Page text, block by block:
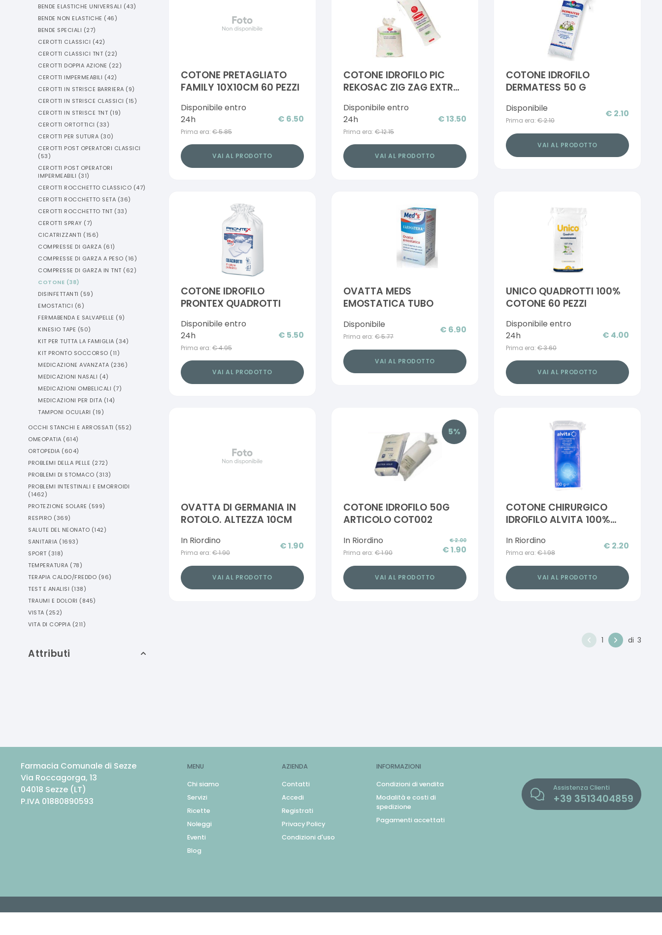
BENDE ELASTICHE UNIVERSALI (43)
BENDE NON ELASTICHE (46)
BENDE SPECIALI (27)
CEROTTI CLASSICI (42)
CEROTTI CLASSICI TNT (22)
CEROTTI DOPPIA AZIONE (22)
CEROTTI IMPERMEABILI (42)
CEROTTI IN STRISCE BARRIERA (9)
CEROTTI IN STRISCE CLASSICI (15)
CEROTTI IN STRISCE TNT (19)
CEROTTI ORTOTTICI (33)
CEROTTI PER SUTURA (30)
CEROTTI POST OPERATORI CLASSICI
(53)
CEROTTI POST OPERATORI
IMPERMEABILI (31)
CEROTTI ROCCHETTO CLASSICO (47)
CEROTTI ROCCHETTO SETA (36)
CEROTTI ROCCHETTO TNT (33)
CEROTTI SPRAY (7)
CICATRIZZANTI (156)
COMPRESSE DI GARZA (61)
COMPRESSE DI GARZA A PESO (16)
COMPRESSE DI GARZA IN TNT (62)
COTONE (38)
DISINFETTANTI (59)
EMOSTATICI (6)
FERMABENDA E SALVAPELLE (9)
KINESIO TAPE (50)
KIT PER TUTTA LA FAMIGLIA (34)
KIT PRONTO SOCCORSO (11)
MEDICAZIONE AVANZATA (236)
MEDICAZIONI NASALI (4)
MEDICAZIONI OMBELICALI (7)
MEDICAZIONI PER DITA (14)
TAMPONI OCULARI (19)
OCCHI STANCHI E ARROSSATI (552)
OMEOPATIA (614)
ORTOPEDIA (604)
PROBLEMI DELLA PELLE (272)
PROBLEMI DI STOMACO (313)
PROBLEMI INTESTINALI E EMORROIDI
(1462)
PROTEZIONE SOLARE (599)
RESPIRO (369)
SALUTE DEL NEONATO (142)
SANITARIA (1693)
SPORT (318)
TEMPERATURA (78)
TERAPIA CALDO/FREDDO (96)
TEST E ANALISI (138)
TRAUMI E DOLORI (845)
VISTA (252)
VITA DI COPPIA (211)
Attributi
COTONE PRETAGLIATO
FAMILY 10X10CM 60 PEZZI
Disponibile entro
24h
Prima era: €5.85
€ 6.50
VAI AL PRODOTTO
COTONE IDROFILO PIC
REKOSAC ZIG ZAG EXTRA
FUSTELLA
Disponibile entro
24h
Prima era: €12.15
€13.50
VAI AL PRODOTTO
COTONE IDROFILO
DERMATESS 50 G
Disponibile
Prima era: €2.10
€ 2.10
VAI AL PRODOTTO
COTONE IDROFILO
PRONTEX QUADROTTI
Disponibile entro
24h
Prima era: €4.95
€ 5.50
VAI AL PRODOTTO
OVATTA MEDS
EMOSTATICA TUBO
Disponibile
Prima era: €5.77
€ 6.90
VAI AL PRODOTTO
UNICO QUADROTTI 100%
COTONE 60 PEZZI
Disponibile entro
24h
Prima era: €3.60
€ 4.00
VAI AL PRODOTTO
OVATTA DI GERMANIA IN
ROTOLO. ALTEZZA 10CM
In Riordino
Prima era: €1.90
€1.90
VAI AL PRODOTTO
5%
COTONE IDROFILO 50G
ARTICOLO COT002
In Riordino
Prima era: €1.90
€2.00
€1.90
VAI AL PRODOTTO
COTONE CHIRURGICO
IDROFILO ALVITA 100%
In Riordino
Prima era: €1.98
€ 2.20
VAI AL PRODOTTO
1 di 3
Farmacia Comunale di Sezze
Via Roccagorga, 13
04018 Sezze (LT)
P.IVA 01880890593
MENU
Chi siamo
Servizi
Ricette
Noleggi
Eventi
Blog
AZIENDA
Contatti
Accedi
Registrati
Privacy Policy
Condizioni d'uso
INFORMAZIONI
Condizioni di vendita
Modalità e costi di
spedizione
Pagamenti accettati
Assistenza Clienti
+39 3513404859